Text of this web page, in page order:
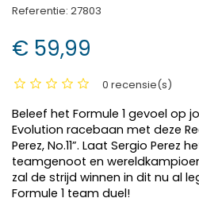
Referentie: 27803
€ 59,99
0 recensie(s)
Beleef het Formule 1 gevoel op
Evolution racebaan met deze
Perez, No.11”. Laat Sergio Perez
teamgenoot en
zal de strijd winnen in dit nu al
Formule 1 team duel!